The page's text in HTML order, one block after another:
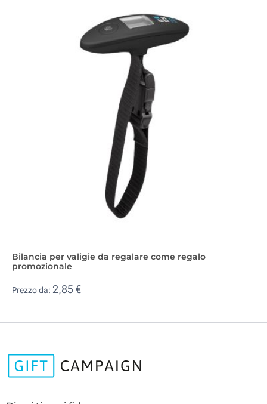
Bilancia per valigie da regalare come regalo
promozionale
Prezzo da: 2,85 €